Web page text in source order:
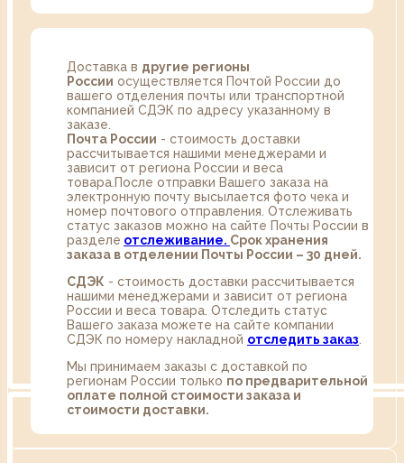
Доставка в другие регионы
России осуществляется Почтой России до
вашего отделения почты или транспортной
компанией СДЭК по адресу указанному в
заказе.
Почта России - стоимость доставки
рассчитывается нашими менеджерами и
зависит от региона России и веса
товара.После отправки Вашего заказа на
электронную почту высылается фото чека и
номер почтового отправления. Отслеживать
статус заказов можно на сайте Почты России в
разделе oтслеживание. Срок хранения
заказа в отделении Почты России – 30 дней.
СДЭК - стоимость доставки рассчитывается
нашими менеджерами и зависит от региона
России и веса товара. Отследить статус
Вашего заказа можете на сайте компании
СДЭК по номеру накладной отследить заказ
Мы принимаем заказы с доставкой по
регионам России только по предварительной
оплате полной стоимости заказа и
стоимости доставки.